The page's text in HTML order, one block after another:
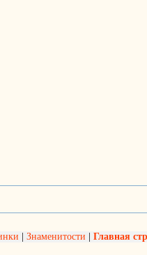
Знаменитости Главная